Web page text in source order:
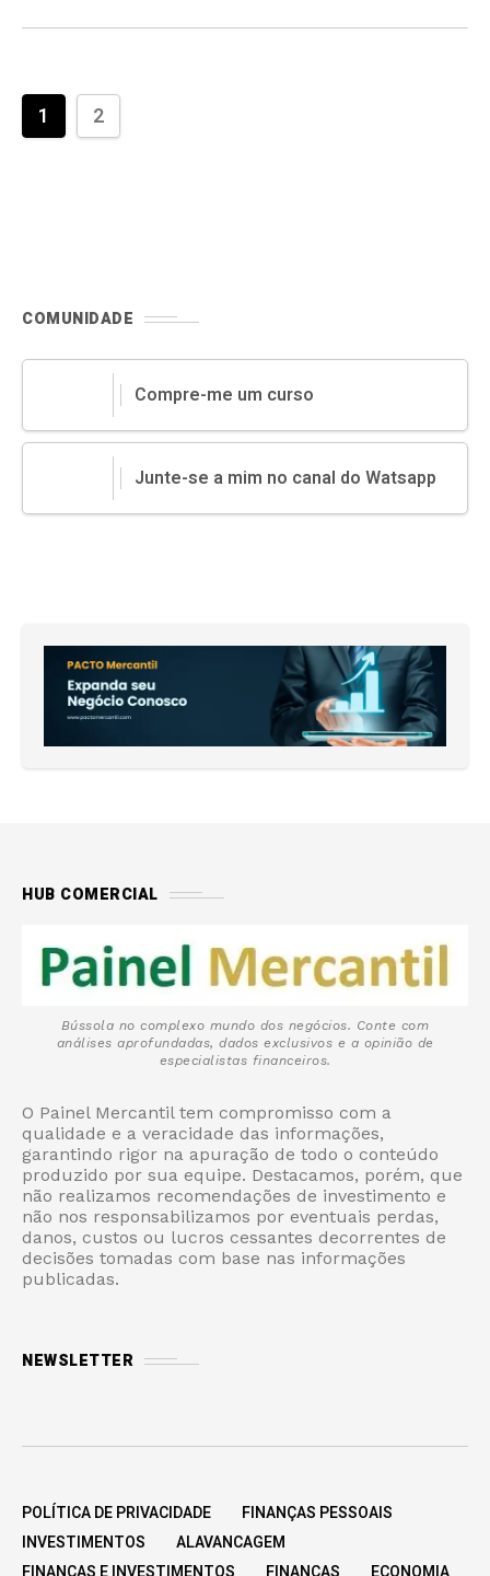
1 2
COMUNIDADE
Compre-me um curso
Junte-se a mim no canal do Watsapp
HUB COMERCIAL
Bússola no complexo mundo dos negócios. Conte com
análises aprofundadas, dados exclusivos e a opinião de
especialistas financeiros.
O Painel Mercantil tem compromisso com a
qualidade e a veracidade das informações,
garantindo rigor na apuração de todo o conteúdo
produzido por sua equipe. Destacamos, porém, que
não realizamos recomendações de investimento e
não nos responsabilizamos por eventuais perdas,
danos, custos ou lucros cessantes decorrentes de
decisões tomadas com base nas informações
publicadas.
NEWSLETTER
POLÍTICA DE PRIVACIDADE
FINANÇAS PESSOAIS
INVESTIMENTOS
ALAVANCAGEM